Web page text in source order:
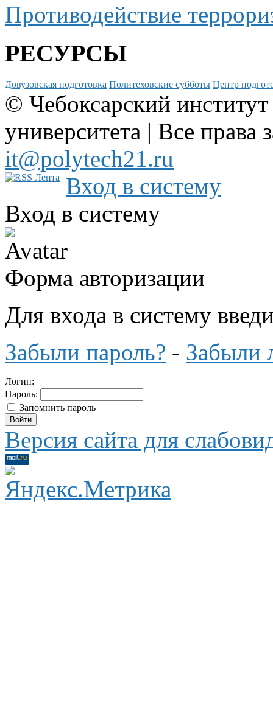
Противодействие
РЕСУРСЫ
Довузовская подготовка Политеховские субботы Центр
© Чебоксарский
университета | Все
it@polytech21.ru
Вход в систему
Вход в систему
Форма авторизации
Для входа в систему
Забыли пароль? - Забыли
Логин:
Пароль:
Запомнить пароль
Версия сайта для